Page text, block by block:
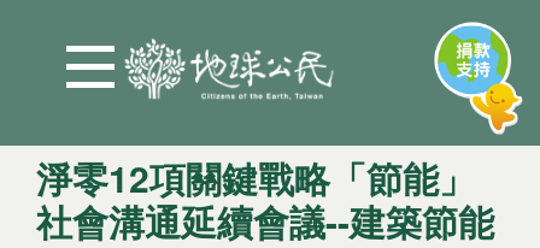
淨零12項關鍵戰略「節能」
社會溝通延續會議--建築節能